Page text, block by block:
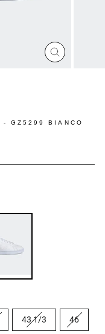
CHIUDI
- GZ5299 BIANCO
43 1/3 46